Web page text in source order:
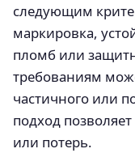
следующим
маркировка,
пломб или
требованиям
частичного или
подход
или потерь.